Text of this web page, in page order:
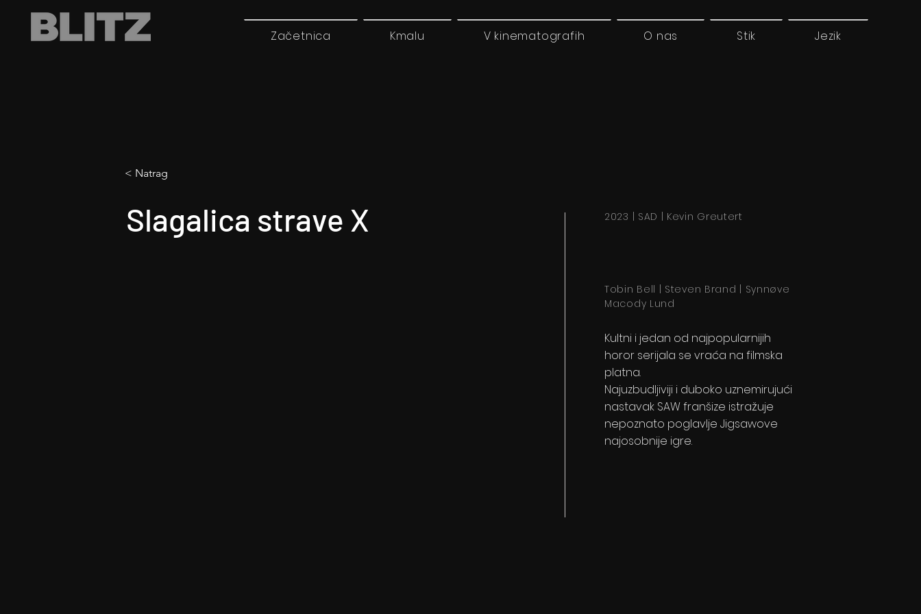
Začetnica Kmalu V kinematografih O nas Stik Jezik
< Natrag
Slagalica strave X 2023 | SAD | Kevin Greutert
Tobin Bell | Steven Brand | Synnøve
Macody Lund
Kultni i jedan od najpopularnijih
horor serijala se vraća na filmska
platna.
Najuzbudljiviji i duboko uznemirujući
nastavak SAW franšize istražuje
nepoznato poglavlje Jigsawove
najosobnije igre.